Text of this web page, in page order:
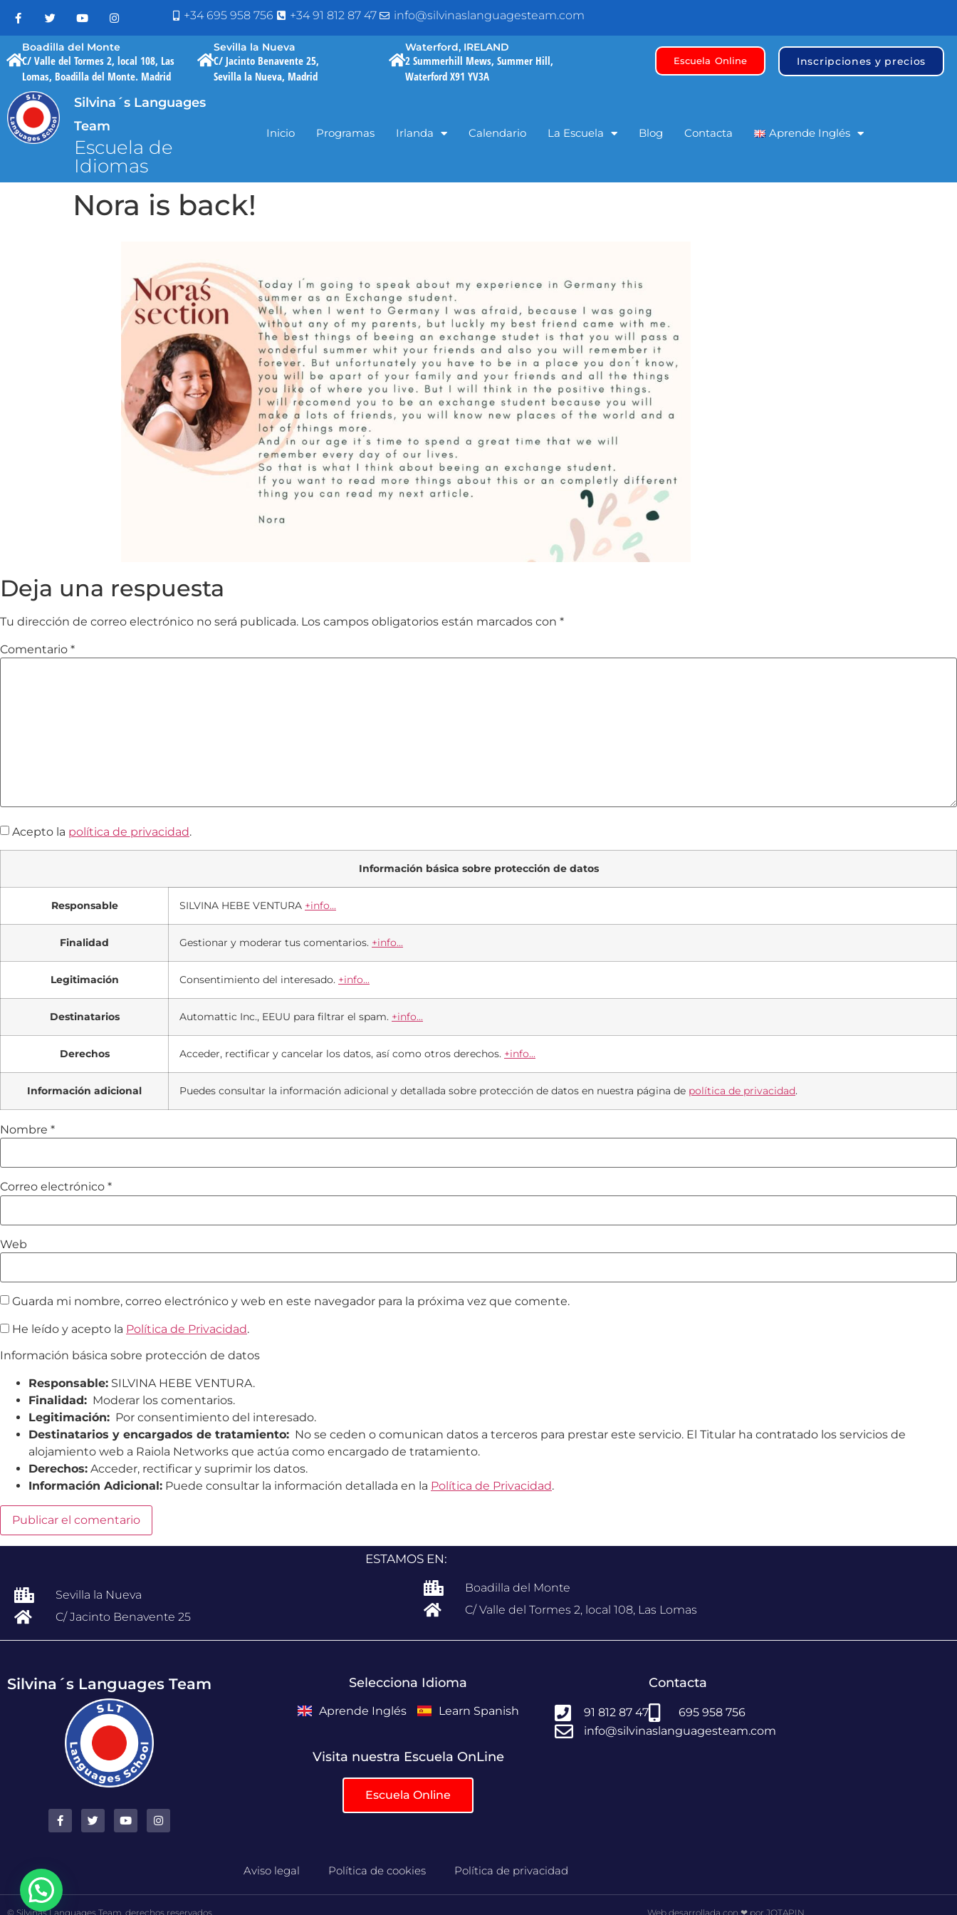
+34 695 958 756 +34 91 812 87 47 info@silvinaslanguagesteam.com
Boadilla del Monte
C/ Valle del Tormes 2, local 108, Las
Lomas, Boadilla del Monte. Madrid
Sevilla la Nueva
C/ Jacinto Benavente 25,
Sevilla la Nueva, Madrid
Waterford, IRELAND
2 Summerhill Mews, Summer Hill,
Waterford X91 YV3A
Escuela Online Inscripciones y precios
Silvina´s Languages
Team
Escuela de
Idiomas
Inicio Programas Irlanda Calendario La Escuela Blog Contacta Aprende Inglés
Nora is back!
Deja una respuesta
Tu dirección de correo electrónico no será publicada. Los campos obligatorios están marcados con *
Comentario *
Acepto la política de privacidad.
Información básica sobre protección de datos
Responsable SILVINA HEBE VENTURA +info...
Finalidad Gestionar y moderar tus comentarios. +info...
Legitimación Consentimiento del interesado. +info...
Destinatarios Automattic Inc., EEUU para filtrar el spam. +info...
Derechos Acceder, rectificar y cancelar los datos, así como otros derechos. +info...
Información adicional Puedes consultar la información adicional y detallada sobre protección de datos en nuestra página de política de privacidad.
Nombre *
Correo electrónico *
Web
Guarda mi nombre, correo electrónico y web en este navegador para la próxima vez que comente.
He leído y acepto la Política de Privacidad.
Información básica sobre protección de datos
Responsable: SILVINA HEBE VENTURA.
Finalidad: Moderar los comentarios.
Legitimación: Por consentimiento del interesado.
Destinatarios y encargados de tratamiento: No se ceden o comunican datos a terceros para prestar este servicio. El Titular ha contratado los servicios de
alojamiento web a Raiola Networks que actúa como encargado de tratamiento.
Derechos: Acceder, rectificar y suprimir los datos.
Información Adicional: Puede consultar la información detallada en la Política de Privacidad.
ESTAMOS EN:
Sevilla la Nueva
C/ Jacinto Benavente 25
Boadilla del Monte
C/ Valle del Tormes 2, local 108, Las Lomas
Silvina´s Languages Team Selecciona Idioma
Aprende Inglés Learn Spanish
Visita nuestra Escuela OnLine
Escuela Online
Contacta
91 812 87 47
695 958 756
info@silvinaslanguagesteam.com
Aviso legal Política de cookies Política de privacidad
© Silvinas Languages Team, derechos reservados Web desarrollada con ❤ por JOTAPIN